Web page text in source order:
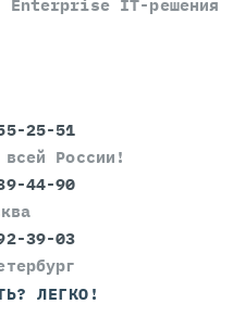
Enterprise IT-решения
25-51
России!
44-90
39-03
ЛЕГКО!